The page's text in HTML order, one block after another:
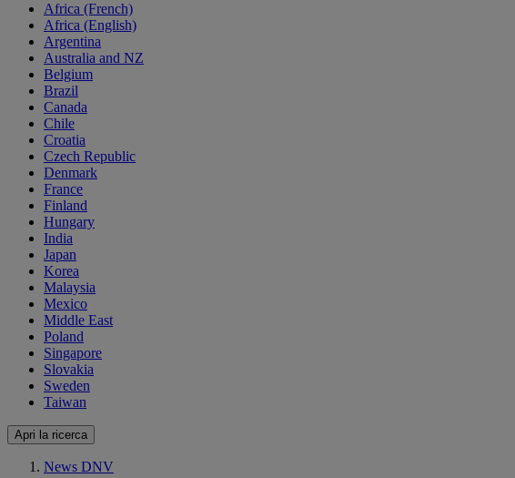
Africa (French)
Africa (English)
Argentina
Australia and NZ
Belgium
Brazil
Canada
Chile
Croatia
Czech Republic
Denmark
France
Finland
Hungary
India
Japan
Korea
Malaysia
Mexico
Middle East
Poland
Singapore
Slovakia
Sweden
Taiwan
Apri la ricerca
News DNV